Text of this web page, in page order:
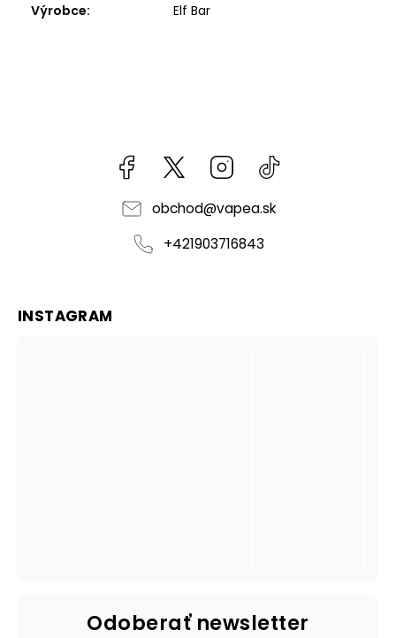
Výrobce: Elf Bar
Facebook kzifcak85131Instagram
obchod@vapea.sk
+421903716843
INSTAGRAM
Odoberať newsletter